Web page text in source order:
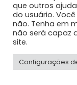
que outros
do usuário.
não. Tenha em
não será capaz
site.
Configurações